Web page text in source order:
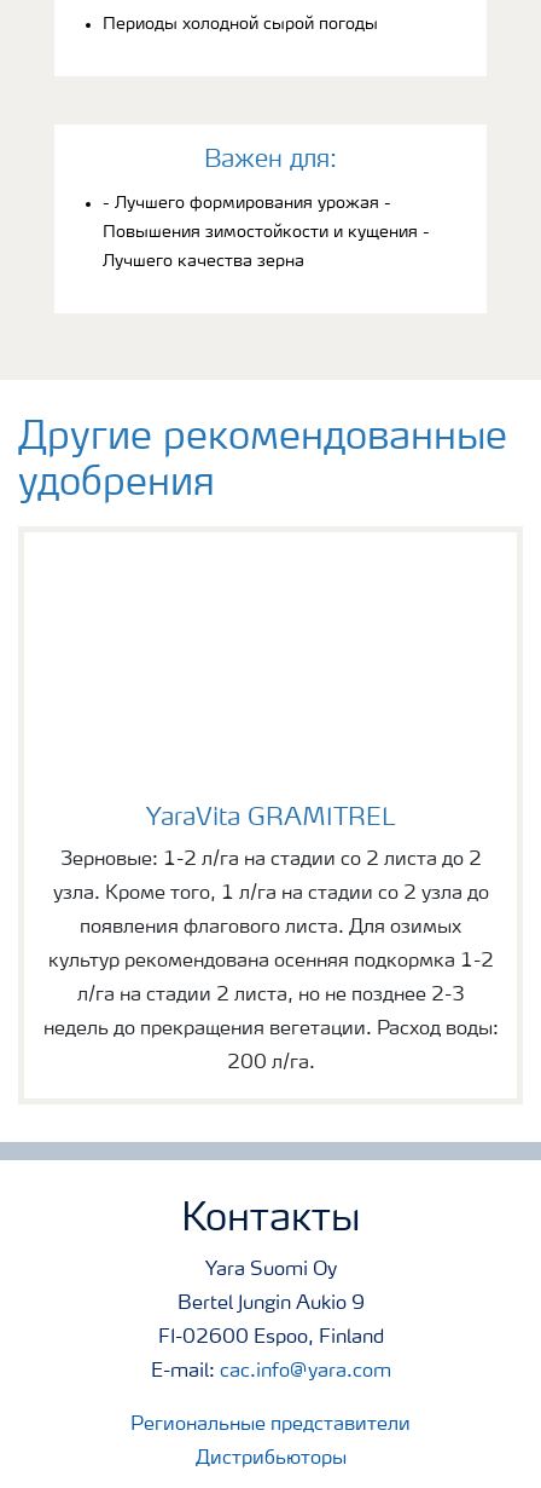
Периоды холодной сырой погоды
Bажен для:
- Лучшего формирования урожая -
Повышения зимостойкости и кущения -
Лучшего качества зерна
Другие рекомендованные
удобрения
YaraVita GRAMITREL
Зерновые: 1-2 л/га на стадии со 2 листа до 2
узла. Кроме того, 1 л/га на стадии со 2 узла до
появления флагового листа. Для озимых
культур рекомендована осенняя подкормка 1-2
л/га на стадии 2 листа, но не позднее 2-3
недель до прекращения вегетации. Расход воды:
200 л/га.
Контакты
Yara Suomi Oy
Bertel Jungin Aukio 9
FI-02600 Espoo, Finland
E-mail: cac.info@yara.com
Региональные представители
Дистрибьюторы